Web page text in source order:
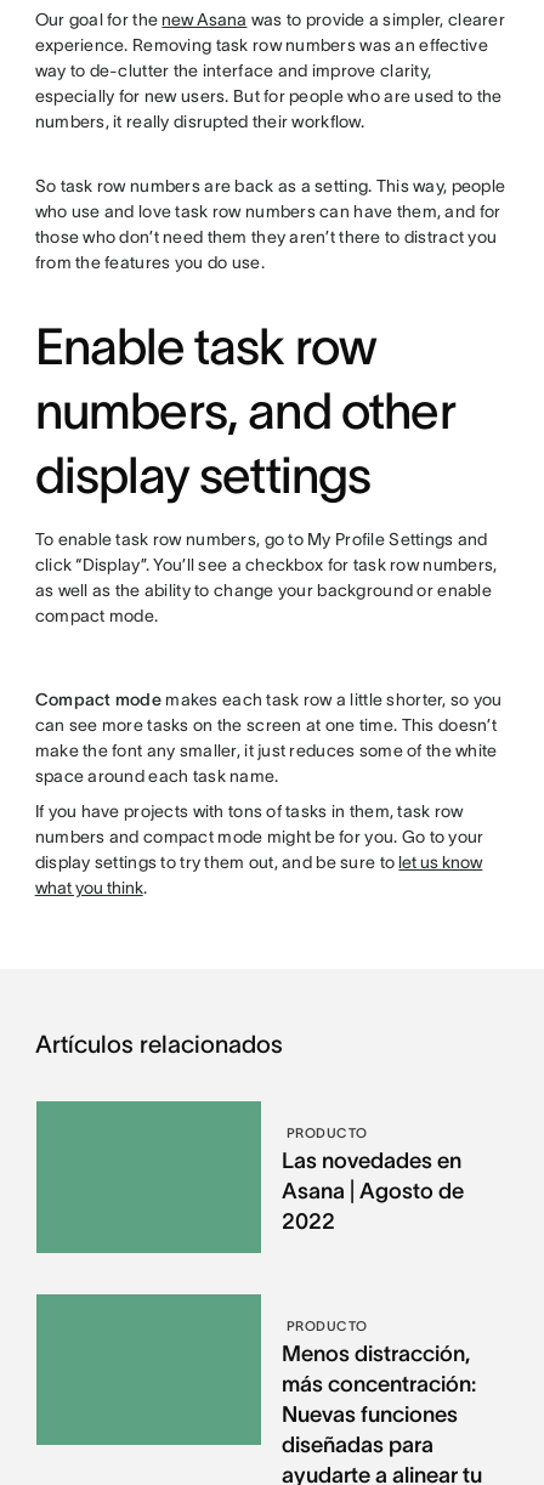
Our goal for the new Asana was to provide a simpler, clearer
experience. Removing task row numbers was an effective
way to de-clutter the interface and improve clarity,
especially for new users. But for people who are used to the
numbers, it really disrupted their workflow.
So task row numbers are back as a setting. This way, people
who use and love task row numbers can have them, and for
those who don’t need them they aren’t there to distract you
from the features you do use.
Enable task row
numbers, and other
display settings
To enable task row numbers, go to My Profile Settings and
click “Display”. You’ll see a checkbox for task row numbers,
as well as the ability to change your background or enable
compact mode.
Compact mode makes each task row a little shorter, so you
can see more tasks on the screen at one time. This doesn’t
make the font any smaller, it just reduces some of the white
space around each task name.
If you have projects with tons of tasks in them, task row
numbers and compact mode might be for you. Go to your
display settings to try them out, and be sure to let us know
what you think.
Artículos relacionados
PRODUCTO
Las novedades en
Asana | Agosto de
2022
PRODUCTO
Menos distracción,
más concentración:
Nuevas funciones
diseñadas para
ayudarte a alinear tu